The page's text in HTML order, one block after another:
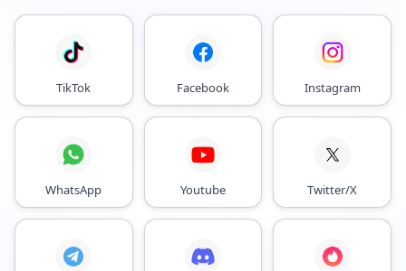
TikTok Facebook Instagram
WhatsApp Youtube Twitter/X